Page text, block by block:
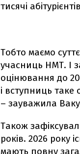
тисячі
Тобто маємо
учасниць НМТ. І
оцінювання до
і вступниць
– зауважила
Також
років. 2026 року
мають повну